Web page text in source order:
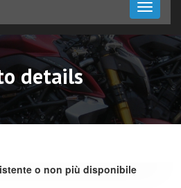
Toggle
details
o non più disponibile